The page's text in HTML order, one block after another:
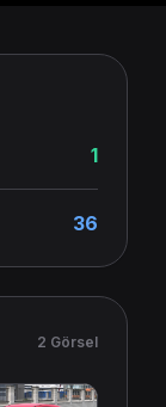
1
36
2 Görsel